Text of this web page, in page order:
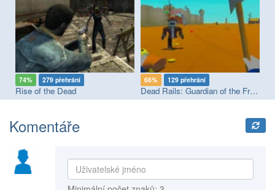
74% 279 přehrání
Rise of the Dead
66% 129 přehrání
Dead Rails: Guardian of the Frontier
Komentáře